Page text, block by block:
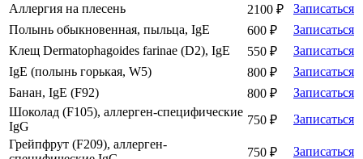
Аллергия на плесень
2100 ₽
Записаться
Полынь обыкновенная, пыльца, IgE
600 ₽
Записаться
Клещ Dermatophagoides farinae (D2), IgE
550 ₽
Записаться
IgE (полынь горькая, W5)
800 ₽
Записаться
Банан, IgE (F92)
800 ₽
Записаться
Шоколад (F105), аллерген-специфические
IgG
750 ₽
Записаться
Грейпфрут (F209), аллерген-
750 ₽ Записаться